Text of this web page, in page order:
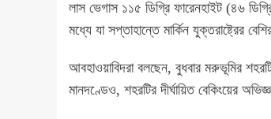
লাস ভেগাস ১১৫ ডিগ্রি ফারেনহাইট (৪৬
মধ্যে যা সপ্তাহান্তে মার্কিন যুক্তরাষ্ট্রের
আবহাওয়াবিদরা বলছেন, বুধবার মরুভূমির
মানদণ্ডেও, শহরটির দীর্ঘায়িত বেকিংয়ের